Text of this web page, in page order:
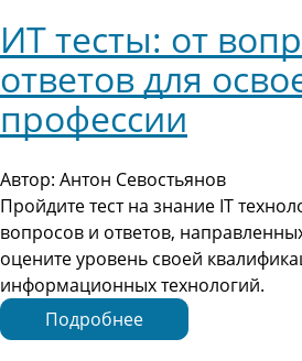
ИТ тесты: от
ответов для
профессии
Автор: Антон Севостьянов
Пройдите тест на знание IT
вопросов и ответов,
оцените уровень своей
информационных технологий.
Подробнее